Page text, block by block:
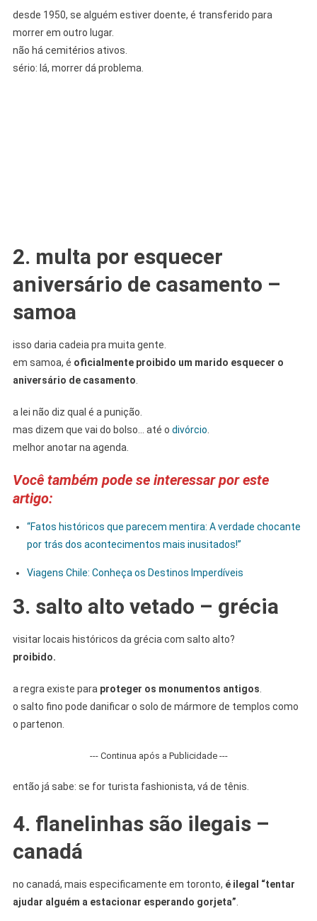
desde 1950, se alguém estiver doente, é transferido para
morrer em outro lugar.
não há cemitérios ativos.
sério: lá, morrer dá problema.
2. multa por esquecer
aniversário de casamento –
samoa
isso daria cadeia pra muita gente.
em samoa, é oficialmente proibido um marido esquecer o
aniversário de casamento
a lei não diz qual é a punição.
mas dizem que vai do bolso… até o divórcio
melhor anotar na agenda.
Você também pode se interessar por este
artigo:
“Fatos históricos que parecem mentira: A verdade chocante
por trás dos acontecimentos mais inusitados!”
Viagens Chile: Conheça os Destinos Imperdíveis
3. salto alto vetado – grécia
visitar locais históricos da grécia com salto alto?
proibido.
a regra existe para proteger os monumentos antigos
o salto fino pode danificar o solo de mármore de templos como
o partenon.
--- Continua após a Publicidade ---
então já sabe: se for turista fashionista, vá de tênis.
4. flanelinhas são ilegais –
canadá
no canadá, mais especificamente em toronto, é ilegal “tentar
ajudar alguém a estacionar esperando gorjeta”